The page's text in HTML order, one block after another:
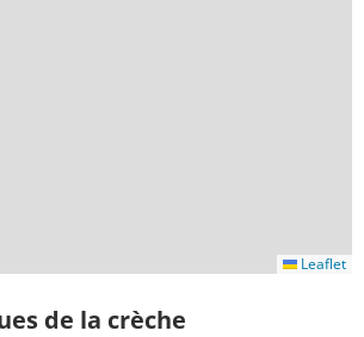
Leaflet
de la crèche